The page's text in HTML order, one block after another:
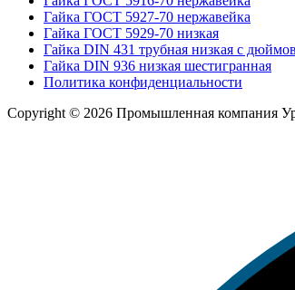
Гайка ГОСТ 5927-70 нержавейка
Гайка ГОСТ 5929-70 низкая
Гайка DIN 431 трубная низкая с
Гайка DIN 936 низкая шестигранная
Политика конфиденциальности
Copyright © 2026 Промышленная компания